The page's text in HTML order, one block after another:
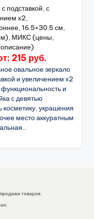
подставкой, с
х2,
16.5×30.5 см,
МИКС (цены,
215 руб.
овальное зеркало
и увеличением х2
и
с девятью
косметику, украшения
место аккуратным
товаров.